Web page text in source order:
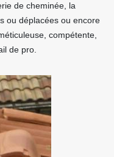
de cheminée, la
ou déplacées ou encore
compétente,
de pro.